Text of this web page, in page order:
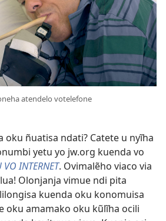
atendelo votelefone
oku ñuatisa ndati? Catete u nyĩha
yetu yo jw.org kuenda vo
VO INTERNET. Ovimalẽho viaco via
Olonjanja vimue ndi pita
kuenda oku konomuisa
oku amamako oku kũlĩha ocili